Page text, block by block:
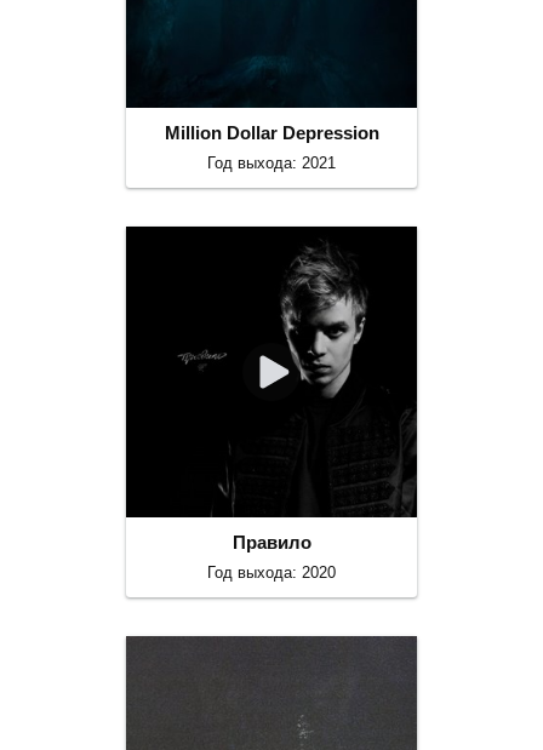
Million Dollar Depression
Год выхода: 2021
Правило
Год выхода: 2020